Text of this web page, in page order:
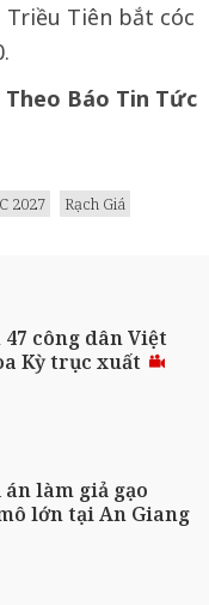
Tiên bắt cóc
Theo Báo Tin Tức
2027
Rạch Giá
công dân Việt
Kỳ trục xuất
làm giả gạo
lớn tại An Giang